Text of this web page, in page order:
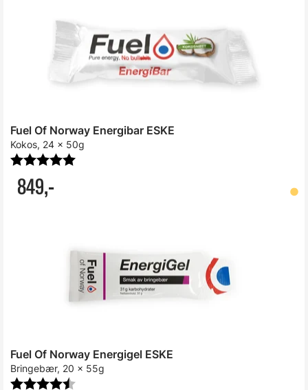
Fuel Of Norway Energibar ESKE
Kokos, 24 x 50g
849,-
Karakter:
Fuel Of Norway Energigel ESKE
Bringebær, 20 x 55g
Karakter: